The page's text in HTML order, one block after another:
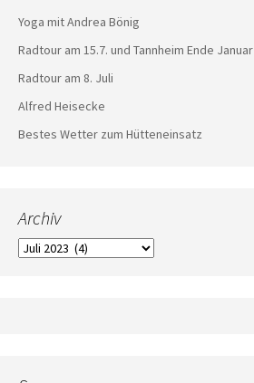
Yoga mit Andrea Bönig
Radtour am 15.7. und Tannheim Ende Januar
Radtour am 8. Juli
Alfred Heisecke
Bestes Wetter zum Hütteneinsatz
Archiv
Archiv